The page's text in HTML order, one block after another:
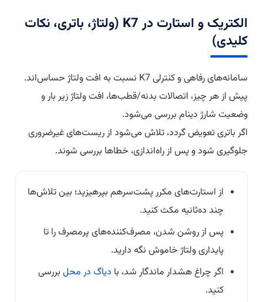
الکتریک و استارت در K7 (ولتاژ، باتری، نکات
کلیدی)
سامانه‌های رفاهی و کنترلی K7 نسبت به افت ولتاژ حساس‌اند.
پیش از هر چیز، اتصالات بدنه/قطب‌ها، افت ولتاژ زیر بار و
وضعیت شارژ دینام بررسی می‌شود.
اگر باتری تعویض گردد، تلاش می‌شود از ریست‌های غیرضروری
جلوگیری شود و پس از راه‌اندازی، خطاها بررسی شوند.
از استارت‌های مکرر پشت‌سرهم بپرهیزید؛ بین تلاش‌ها
چند ده‌ثانیه مکث کنید.
پس از روشن شدن، مصرف‌کننده‌های پرمصرف را تا
پایداری ولتاژ خاموش نگه دارید.
اگر چراغ هشدار ماندگار شد، با دیاگ در محل بررسی
کنید.